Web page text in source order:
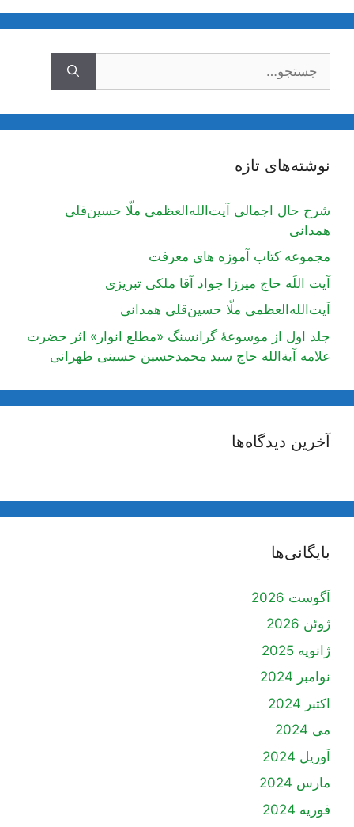
نوشته‌های تازه
شرح حال اجمالی آیت‌الله‌العظمی ملّا حسین‌قلی
همدانی
مجموعه کتاب آموزه های معرفت
آیت اللَه حاج میرزا جواد آقا ملکی تبریزی
آیت‌الله‌العظمی ملّا حسین‌قلی همدانی
جلد اول از موسوعۀ گرانسنگ «مطلع انوار» اثر حضرت
علامه آیة‌الله حاج سید محمدحسین حسینی طهرانی
آخرین دیدگاه‌ها
بایگانی‌ها
آگوست 2026
ژوئن 2026
ژانویه 2025
نوامبر 2024
اکتبر 2024
می 2024
آوریل 2024
مارس 2024
فوریه 2024